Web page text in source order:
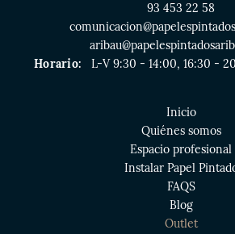
93 453 22 58
Horario:
L-V 9:30 - 14:00, 16:30 -
Inicio
Quiénes somos
Espacio profesional
Instalar Papel
FAQS
Blog
Outlet